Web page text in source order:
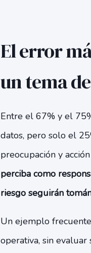
El error
un tema
Entre el 67% y el
datos, pero solo el
preocupación y
perciba como
riesgo seguirán
Un ejemplo
operativa, sin evaluar